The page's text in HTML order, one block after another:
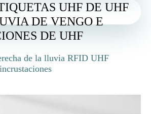
DE LLUVIA RFID E
UHF DESCARGA PDF

UHF DE UHF
DE VENGO E
DE UHF
de la lluvia RFID UHF